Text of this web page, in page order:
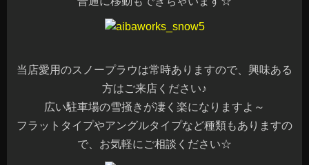
当店愛用のスノープラウは常時ありますので、興味ある
方はご来店ください♪
広い駐車場の雪掻きが凄く楽になりますよ～
フラットタイプやアングルタイプなど種類もありますの
で、お気軽にご相談ください☆